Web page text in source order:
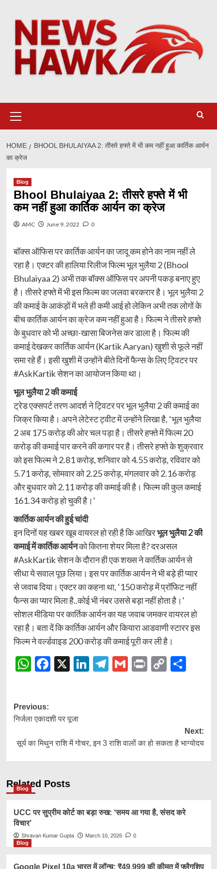
content
Menu
HOME
BHOOL BHULAIYAA 2: तीसरे हफ्ते में भी कम नहीं हुआ कार्तिक आर्यन
का क्रेज
Blog
Bhool Bhulaiyaa 2: तीसरे हफ्ते में भी
कम नहीं हुआ कार्तिक आर्यन का क्रेज
AMC June 9, 2022 0
बॉक्स ऑफिस पर कार्तिक आर्यन का जादू कम होने का नाम नहीं ले
रहा है। एक्टर की हालिया रिलीज फिल्म भूल भुलैया 2 (Bhool
Bhulaiyaa 2) अभी तक बॉक्स ऑफिस पर अपनी पकड़ बनाए हुए
है। तीसरे हफ्ते में भी इस फिल्म का जलवा बरकरार है। भूल भुलैया 2
की कमाई के आकंड़ों में भले ही कमी आई हो लेकिन अभी तक लोगों के
बीच कार्तिक आर्यन का क्रेज कम नहीं हुआ है। फिल्म ने तीसरे हफ्ते
के बुधवार को भी अच्छा-खासा बिजनेस कर डाला है। फिल्म की
कमाई देखकर कार्तिक आर्यन (Kartik Aaryan) खुशी से फूले नहीं
समा रहे हैं। इसी खुशी में उन्होंने बीते दिनों फैन्स के लिए ट्विटर पर
#AskKartik सेशन का आयोजन किया था।
भूल भुलैया 2 की कमाई
ट्रेड एक्सपर्ट तरण आदर्श ने ट्विटर पर भूल भुलैया 2 की कमाई का
जिक्र किया है। अपने लेटेस्ट ट्वीट में उन्होंने लिखा है, ‘भूल भुलैया
2 अब 175 करोड़ की ओर चल पड़ा है। तीसरे हफ्ते में फिल्म 20
करोड़ की कमाई पार करने की कगार पर है। तीसरे हफ्ते के शुक्रवार
को इस फिल्म ने 2.81 करोड़, शनिवार को 4.55 करोड़, रविवार को
5.71 करोड़, सोमवार को 2.25 करोड़, मंगलवार को 2.16 करोड़
और बुधवार को 2.11 करोड़ की कमाई की है। फिल्म की कुल कमाई
161.34 करोड़ हो चुकी है।’
कार्तिक आर्यन की हुई चांदी
इन दिनों यह खबर खूब वायरल हो रही है कि आखिरभूल भुलैया 2 की
कमाई में कार्तिक आर्यनको कितना शेयर मिला है? दरअसल
#AskKartik सेशन के दौरान ही एक शख्स ने कार्तिक आर्यन से
सीधा ये सवाल पूछ लिया। इस पर कार्तिक आर्यन ने भी बड़े ही प्यार
से जवाब दिया। एक्टर का कहना था, ‘150 करोड़ में प्रॉफिट नहीं
फैन्स का प्यार मिला है..कोई भी नंबर उससे बड़ा नहीं होता है।’
सोशल मीडिया पर कार्तिक आर्यन का यह जवाब जमकर वायरल हो
रहा है। बता दें कि कार्तिक आर्यन और कियारा आडवाणी स्टारर इस
फिल्म ने वर्ल्डवाइड 200 करोड़ की कमाई पूरी कर ली है।
WhatsApp
Facebook
X LinkedIn
Telegram
Gmail
Print
Copy
Post
navigation
Previous:
निर्जला एकादशी पर पूजा
Next:
सूर्य का मिथुन राशि में गोचर, इन 3 राशि वालों का हो सकता है भाग्योदय
Related Posts
Blog
UCC पर सुप्रीम कोर्ट का बड़ा रुख: ‘समय आ गया है, संसद करे
विचार’
Shravan Kumar Gupta March 10, 2026
0
Blog
Google Pixel 10a भारत में लॉन्च: ₹49,999 की कीमत में फ्लैगशिप